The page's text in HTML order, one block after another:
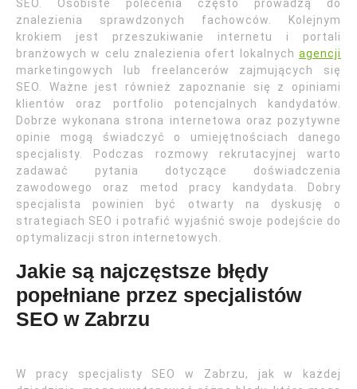
SEO. Osobiste polecenia często prowadzą do
znalezienia sprawdzonych fachowców. Kolejnym
krokiem jest przeszukiwanie internetu i portali
branżowych w celu znalezienia ofert lokalnych agencji
marketingowych lub freelancerów zajmujących się
SEO. Ważne jest również zapoznanie się z opiniami
klientów oraz portfolio potencjalnych kandydatów.
Dobrze wykonana strona internetowa oraz pozytywne
opinie mogą świadczyć o umiejętnościach danego
specjalisty. Podczas rozmowy rekrutacyjnej warto
zadawać pytania dotyczące doświadczenia
zawodowego oraz metod pracy kandydata. Dobry
specjalista powinien być otwarty na dyskusję o
strategiach SEO i potrafić wyjaśnić swoje podejście do
optymalizacji stron internetowych.
Jakie są najczęstsze błędy
popełniane przez specjalistów
SEO w Zabrzu
W pracy specjalisty SEO w Zabrzu, jak w każdej